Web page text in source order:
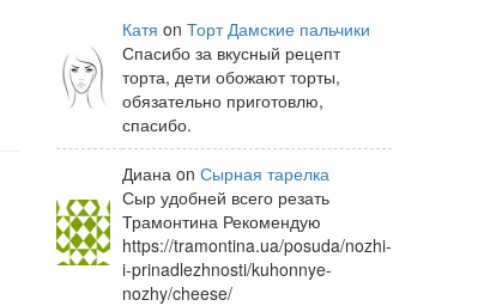
Катя on Торт Дамские пальчики
Спасибо за вкусный рецепт
торта, дети обожают торты,
обязательно приготовлю,
спасибо.
Диана on Сырная тарелка
Сыр удобней всего резать
Трамонтина Рекомендую
https://tramontina.ua/posuda/nozhi-
i-prinadlezhnosti/kuhonnye-
nozhy/cheese/